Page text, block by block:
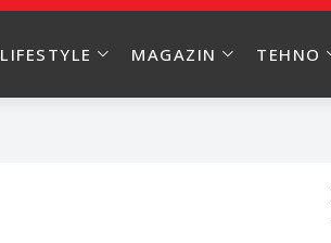
LIFESTYLE MAGAZIN TEHNO